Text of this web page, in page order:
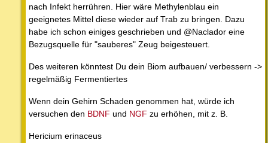
nach Infekt herrühren. Hier wäre Methylenblau ein
geeignetes Mittel diese wieder auf Trab zu bringen. Dazu
habe ich schon einiges geschrieben und @Naclador eine
Bezugsquelle für "sauberes" Zeug beigesteuert.
Des weiteren könntest Du dein Biom aufbauen/ verbessern ->
regelmäßig Fermentiertes
Wenn dein Gehirn Schaden genommen hat, würde ich
versuchen den BDNF und NGF zu erhöhen, mit z. B.
Hericium erinaceus